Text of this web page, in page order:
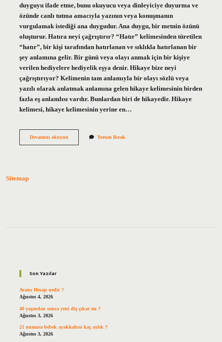
duyguyu ifade etme, bunu okuyucu veya dinleyiciye duyurma ve
özünde canlı tutma amacıyla yazının veya konuşmanın
vurgulamak istediği ana duygudur. Ana duygu, bir metnin özünü
oluşturur. Hatıra neyi çağrıştırır? “Hatır” kelimesinden türetilen
“hatır”, bir kişi tarafından hatırlanan ve sıklıkla hatırlanan bir
şey anlamına gelir. Bir günü veya olayı anmak için bir kişiye
verilen hediyelere hediyelik eşya denir. Hikaye bize neyi
çağrıştırıyor? Kelimenin tam anlamıyla bir olayı sözlü veya
yazılı olarak anlatmak anlamına gelen hikaye kelimesinin birden
fazla eş anlamlısı vardır. Bunlardan biri de hikayedir. Hikaye
kelimesi, hikaye kelimesinin yerine en…
Devamını okuyunAnı
Yorum Bırak
Sitemap
Son Yazılar
Avans Hesap nedir ?
Ağustos 4, 2026
40 yaşından sonra yeni diş çıkar mı ?
Ağustos 3, 2026
21 numara bebek ayakkabısı kaç aylık ?
Ağustos 3, 2026